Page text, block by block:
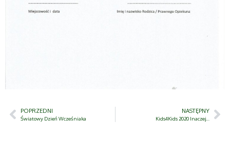
POPRZEDNI
Światowy Dzień Wcześniaka
NASTĘPNY
Kids4Kids 2020 Inaczej…